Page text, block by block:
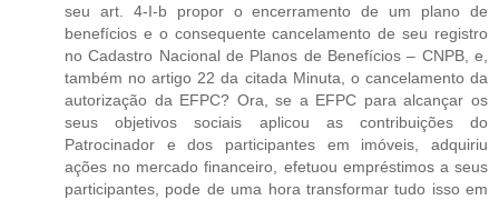
seu art. 4-I-b propor o encerramento de um plano de
benefícios e o consequente cancelamento de seu registro
no Cadastro Nacional de Planos de Benefícios – CNPB, e,
também no artigo 22 da citada Minuta, o cancelamento da
autorização da EFPC? Ora, se a EFPC para alcançar os
seus objetivos sociais aplicou as contribuições do
Patrocinador e dos participantes em imóveis, adquiriu
ações no mercado financeiro, efetuou empréstimos a seus
participantes, pode de uma hora transformar tudo isso em